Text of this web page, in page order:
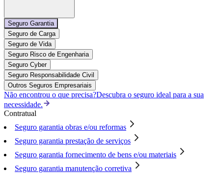
Seguro Garantia
Seguro de Carga
Seguro de Vida
Seguro Risco de Engenharia
Seguro Cyber
Seguro Responsabilidade Civil
Outros Seguros Empresariais
Não encontrou o que precisa?Descubra o seguro ideal para a sua
necessidade.
Contratual
Seguro garantia obras e/ou reformas
Seguro garantia prestação de serviços
Seguro garantia fornecimento de bens e/ou materiais
Seguro garantia manutenção corretiva